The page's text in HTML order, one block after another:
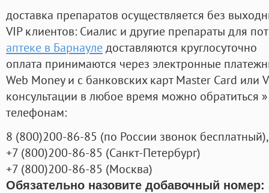
доставка препаратов осуществляется без
VIP клиентов: Сиалис и другие препараты для
аптеке в Барнауледоставляются круглосуточно
оплата принимаются через электронные
Web Money и с банковских карт Master Card или
консультации в любое время можно обратиться
телефонам:
8 (800)200-86-85 (по России звонок бесплатный),
+7 (800)200-86-85 (Санкт-Петербург)
+7 (800)200-86-85 (Москва)
Обязательно назовите добавочный номер: